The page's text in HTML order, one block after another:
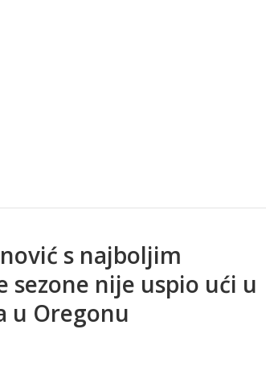
s najboljim
sezone nije uspio ući u
u Oregonu